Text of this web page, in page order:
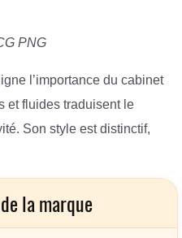
PNG
l’importance du cabinet
et fluides traduisent le
Son style est distinctif,
la marque